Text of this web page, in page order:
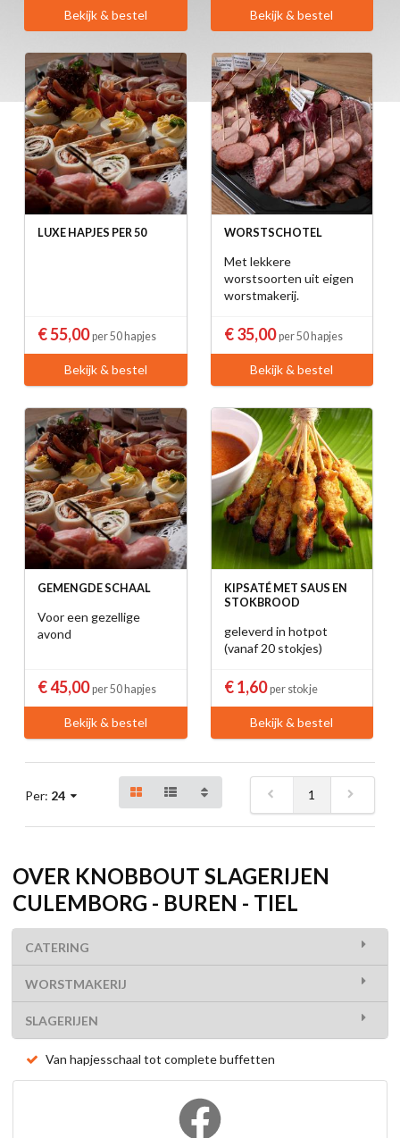
Bekijk & bestel Bekijk & bestel
LUXE HAPJES PER 50
€ 55,00per 50 hapjes
Bekijk & bestel
WORSTSCHOTEL
Met lekkere
worstsoorten uit eigen
worstmakerij.
€ 35,00per 50 hapjes
Bekijk & bestel
GEMENGDE SCHAAL
Voor een gezellige
avond
€ 45,00per 50 hapjes
Bekijk & bestel
KIPSATÉ MET SAUS EN
STOKBROOD
geleverd in hotpot
(vanaf 20 stokjes)
€ 1,60per stokje
Bekijk & bestel
Per: 24 1
OVER KNOBBOUT SLAGERIJEN
CULEMBORG - BUREN - TIEL
CATERING
WORSTMAKERIJ
SLAGERIJEN
Van hapjesschaal tot complete buffetten